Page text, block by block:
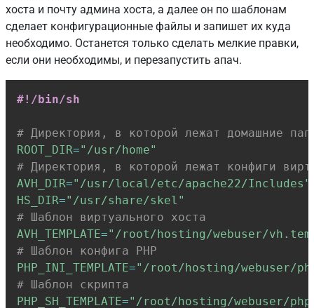
хоста и почту админа хоста, а далее он по шаблонам
сделает конфигурационные файлы и запишет их куда
необходимо. Останется только сделать мелкие правки,
если они необходимы, и перезапустить апач.
#!/bin/sh
# Директория, в которой лежат домашние
ROOT_DIR="/usr/home"
# Директория, в которой лежат конфиги
AVH_DIR="/usr/local/etc/apache22/Includes"
HS_DIR="/usr/share/skel"
# Шаблон виртуального хоста
AVH_TEMPLATE="/root/hosting/webuser/
# Шаблон конфига PHP
PHP_INI_TEMPLATE="/root/hosting/webuser/
# Шаблон скрипта
PHP_SH_TEMPLATE="/root/hosting/webuser/